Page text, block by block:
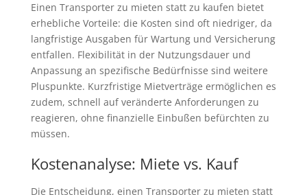
Einen Transporter zu mieten statt zu kaufen bietet
erhebliche Vorteile: die Kosten sind oft niedriger, da
langfristige Ausgaben für Wartung und Versicherung
entfallen. Flexibilität in der Nutzungsdauer und
Anpassung an spezifische Bedürfnisse sind weitere
Pluspunkte. Kurzfristige Mietverträge ermöglichen es
zudem, schnell auf veränderte Anforderungen zu
reagieren, ohne finanzielle Einbußen befürchten zu
müssen.
Kostenanalyse: Miete vs. Kauf
Die Entscheidung, einen Transporter zu mieten statt